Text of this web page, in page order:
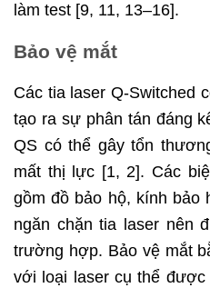
làm test [9, 11, 13–16].
Bảo vệ mắt
Các tia laser Q-Switched
tạo ra sự phân tán đáng
QS có thể gây tổn
mất thị lực [1, 2]. Các
gồm đồ bảo hộ, kính bảo
ngăn chặn tia laser nên
trường hợp. Bảo vệ mắt
với loại laser cụ thể